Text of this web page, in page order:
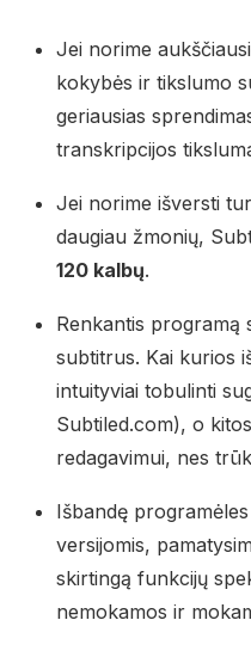
Jei norime
kokybės ir tikslumo
geriausias
transkripcijos
Jei norime išversti
daugiau žmonių,
120 kalbų.
Renkantis programą
subtitrus. Kai kurios
intuityviai tobulinti
Subtiled.com), o
redagavimui, nes
Išbandę
versijomis,
skirtingą funkcijų
nemokamos ir